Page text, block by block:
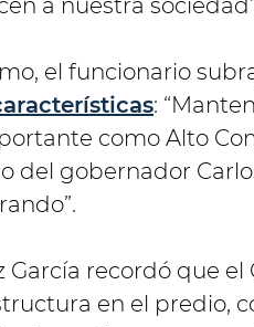
a nuestra
el funcionario
:
como Alto
del gobernador
García recordó que
en el predio,